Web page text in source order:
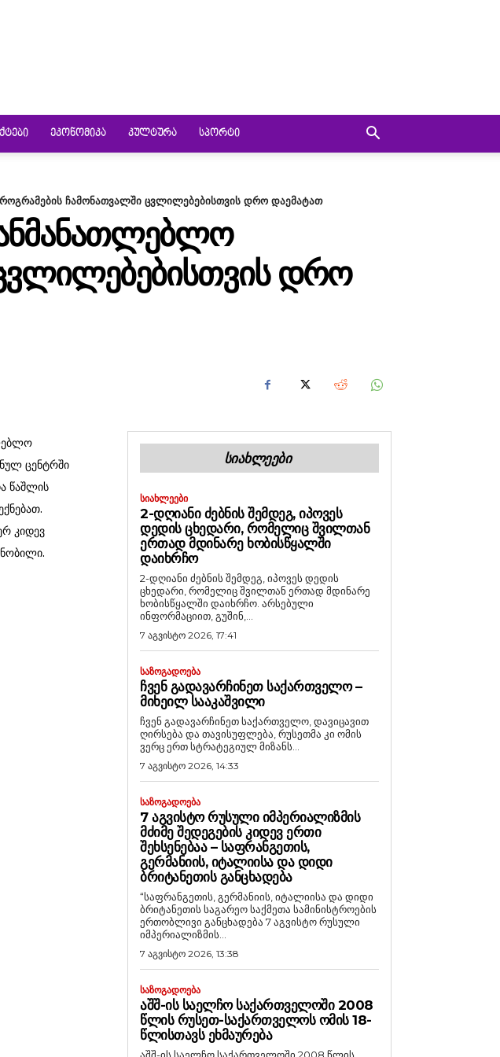
ᲔᲙᲝᲜᲝᲛᲘᲙᲐ ᲙᲣᲚᲢᲣᲠᲐ ᲡᲞᲝᲠᲢᲘ
ჩამონათვალში ცვლილებებისთვის დრო დაემატათ
ᲓᲠᲝ
ცენტრში
წაშლის
კიდევ
ᲡᲘᲐᲮᲚᲔᲔᲑᲘ
ᲡᲘᲐᲮᲚᲔᲔᲑᲘ
2-ᲓᲦᲘᲐᲜᲘ ᲫᲔᲑᲜᲘᲡ ᲨᲔᲛᲓᲔᲒ, ᲘᲞᲝᲕᲔᲡ
ᲓᲔᲓᲘᲡ ᲪᲮᲔᲓᲐᲠᲘ, ᲠᲝᲛᲔᲚᲘᲪ ᲨᲕᲘᲚᲗᲐᲜ
ᲔᲠᲗᲐᲓ ᲛᲓᲘᲜᲐᲠᲔ ᲮᲝᲑᲘᲡᲬᲧᲐᲚᲨᲘ
ᲓᲐᲘᲮᲠᲩᲝ
2-დღიანი ძებნის შემდეგ, იპოვეს დედის
ცხედარი, რომელიც შვილთან ერთად მდინარე
ხობისწყალში დაიხრჩო. არსებული
ინფორმაციით, გუშინ,...
7 აგვისტო 2026, 17:41
ᲡᲐᲖᲝᲒᲐᲓᲝᲔᲑᲐ
ᲩᲕᲔᲜ ᲒᲐᲓᲐᲕᲐᲠᲩᲘᲜᲔᲗ ᲡᲐᲥᲐᲠᲗᲕᲔᲚᲝ –
ᲛᲘᲮᲔᲘᲚ ᲡᲐᲐᲙᲐᲨᲕᲘᲚᲘ
ჩვენ გადავარჩინეთ საქართველო, დავიცავით
ღირსება და თავისუფლება, რუსეთმა კი ომის
ვერც ერთ სტრატეგიულ მიზანს...
7 აგვისტო 2026, 14:33
ᲡᲐᲖᲝᲒᲐᲓᲝᲔᲑᲐ
7 ᲐᲒᲕᲘᲡᲢᲝ ᲠᲣᲡᲣᲚᲘ ᲘᲛᲞᲔᲠᲘᲐᲚᲘᲖᲛᲘᲡ
ᲛᲫᲘᲛᲔ ᲨᲔᲓᲔᲒᲔᲑᲘᲡ ᲙᲘᲓᲔᲕ ᲔᲠᲗᲘ
ᲨᲔᲮᲡᲔᲜᲔᲑᲐᲐ – ᲡᲐᲤᲠᲐᲜᲒᲔᲗᲘᲡ,
ᲒᲔᲠᲛᲐᲜᲘᲘᲡ, ᲘᲢᲐᲚᲘᲘᲡᲐ ᲓᲐ ᲓᲘᲓᲘ
ᲑᲠᲘᲢᲐᲜᲔᲗᲘᲡ ᲒᲐᲜᲪᲮᲐᲓᲔᲑᲐ
“საფრანგეთის, გერმანიის, იტალიისა და დიდი
ბრიტანეთის საგარეო საქმეთა სამინისტროების
ერთობლივი განცხადება 7 აგვისტო რუსული
იმპერიალიზმის...
7 აგვისტო 2026, 13:38
ᲡᲐᲖᲝᲒᲐᲓᲝᲔᲑᲐ
ᲐᲨᲨ-ᲘᲡ ᲡᲐᲔᲚᲩᲝ ᲡᲐᲥᲐᲠᲗᲕᲔᲚᲝᲨᲘ 2008
ᲬᲚᲘᲡ ᲠᲣᲡᲔᲗ-ᲡᲐᲥᲐᲠᲗᲕᲔᲚᲝᲡ ᲝᲛᲘᲡ 18-
ᲬᲚᲘᲡᲗᲐᲕᲡ ᲔᲮᲛᲐᲣᲠᲔᲑᲐ